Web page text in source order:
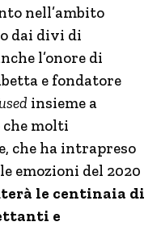
nell’ambito
dai divi di
l’onore di
e fondatore
insieme a
che molti
che ha intrapreso
emozioni del 2020
le centinaia di
e